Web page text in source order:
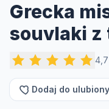
Grecka
souvlaki z
4,7
Dodaj do